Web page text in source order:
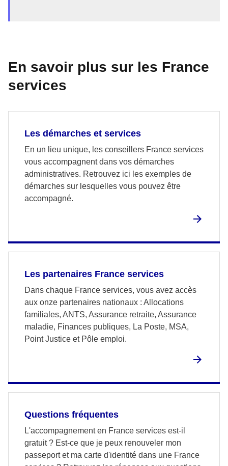
En savoir plus sur les France
services
Les démarches et services
En un lieu unique, les conseillers France services
vous accompagnent dans vos démarches
administratives. Retrouvez ici les exemples de
démarches sur lesquelles vous pouvez être
accompagné.
Les partenaires France services
Dans chaque France services, vous avez accès
aux onze partenaires nationaux : Allocations
familiales, ANTS, Assurance retraite, Assurance
maladie, Finances publiques, La Poste, MSA,
Point Justice et Pôle emploi.
Questions fréquentes
L'accompagnement en France services est-il
gratuit ? Est-ce que je peux renouveler mon
passeport et ma carte d'identité dans une France